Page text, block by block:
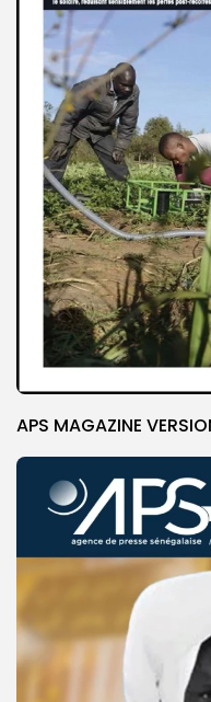
APS MAGAZINE